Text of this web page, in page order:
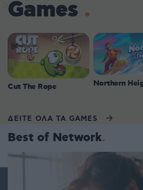
Games
Cut The Rope Northern
ΔΕΙΤΕ ΟΛΑ ΤΑ GAMES
Best of Network